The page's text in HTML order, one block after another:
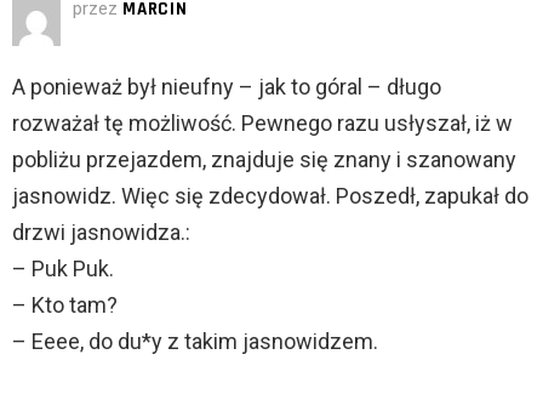
przez MARCIN
A ponieważ był nieufny – jak to góral – długo
rozważał tę możliwość. Pewnego razu usłyszał, iż w
pobliżu przejazdem, znajduje się znany i szanowany
jasnowidz. Więc się zdecydował. Poszedł, zapukał do
drzwi jasnowidza.:
– Puk Puk.
– Kto tam?
– Eeee, do du*y z takim jasnowidzem.